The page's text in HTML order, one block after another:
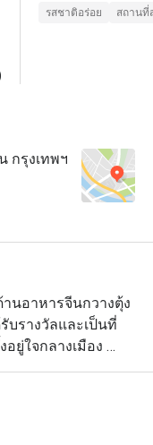
Lighting is
รสชาติอร่อย สถานที่
กรุงเทพฯ
นอาหารจีนกวางตุ้ง
บรางวัลและเป็นที่
ยู่ใจกลางเมือง
ย มีห้องส่วนตัว
ณะ
าติอาหารจีนแบบ